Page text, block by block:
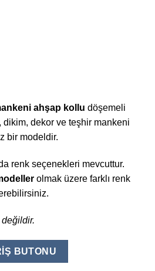
ahşap kollu döşemeli
dikim, dekor ve teşhir mankeni
bir modeldir.
renk seçenekleri mevcuttur.
olmak üzere farklı renk
değildir.
BUTONU